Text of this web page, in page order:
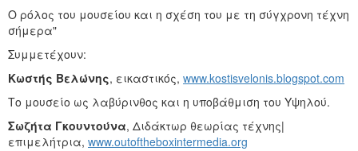
Ο ρόλος του μουσείου και η σχέση του με τη σύγχρονη τέχνη
σήμερα"
Συμμετέχουν:
Κωστής Βελώνης, εικαστικός, www.kostisvelonis.blogspot.com
Το μουσείο ως λαβύρινθος και η υποβάθμιση του Υψηλού.
Σωζήτα Γκουντούνα, Διδάκτωρ θεωρίας τέχνης|
επιμελήτρια, www.outoftheboxintermedia.org